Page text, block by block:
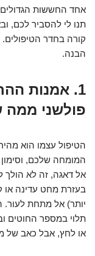
אחד החששות הגדולים
תנו לי להסביר לכם,
קורה בחדר הטיפולים.
הבנה.
1. אמנות
פולשני
הטיפול עצמו הוא
המומחה שלכם, וסימון
אל דאגה, זה לא הולך
בעזרת מחט עדינה או
תלוי במספר החוטים
או לחץ, אבל כאב של